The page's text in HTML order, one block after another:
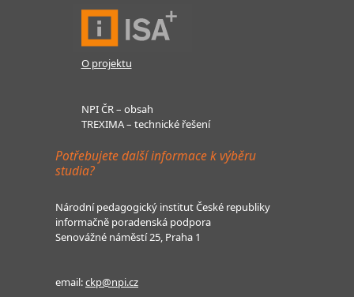
O projektu
NPI ČR – obsah
TREXIMA – technické řešení
Potřebujete další informace k výběru
studia?
Národní pedagogický institut České republiky
informačně poradenská podpora
Senovážné náměstí 25, Praha 1
email:ckp@npi.cz